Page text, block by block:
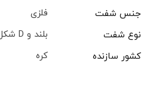
جنس شفت
فلزی
نوع شفت
بلند و D شکل
کشور سازنده
کره